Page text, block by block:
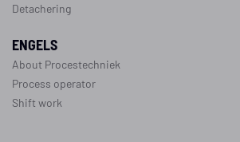
Detachering
ENGELS
About Procestechniek
Process operator
Shift work